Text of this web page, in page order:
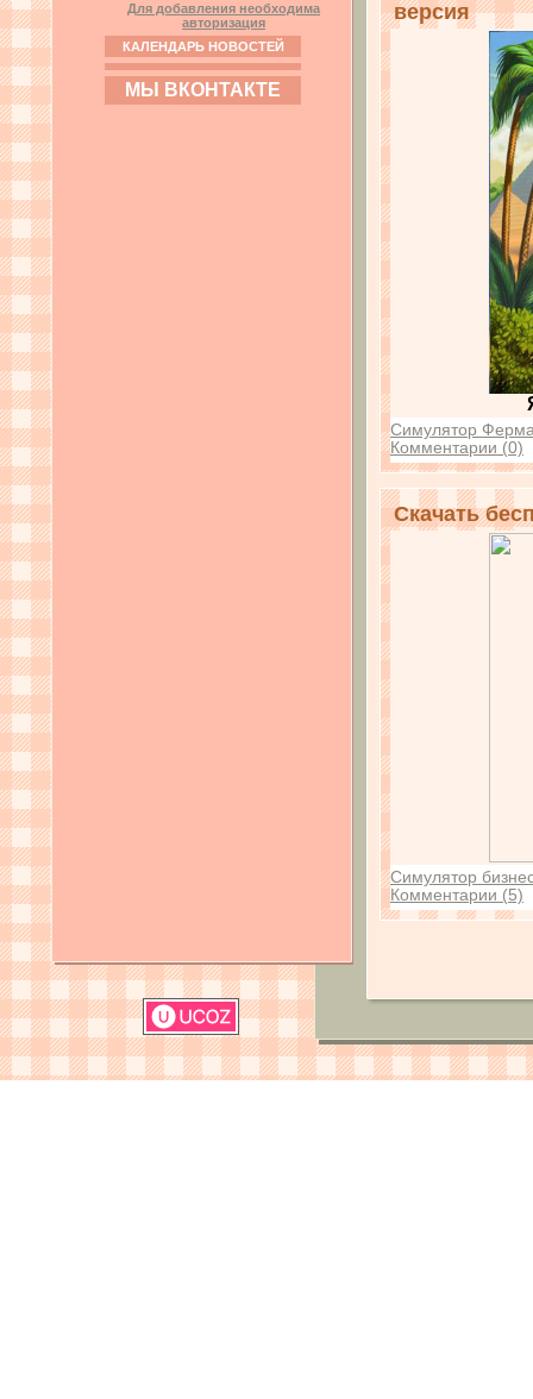
Для добавления необходима
авторизация
КАЛЕНДАРЬ НОВОСТЕЙ
МЫ ВКОНТАКТЕ
версия
Симулятор
Комментарии (0)
Скачать
Симулятор
Комментарии (5)